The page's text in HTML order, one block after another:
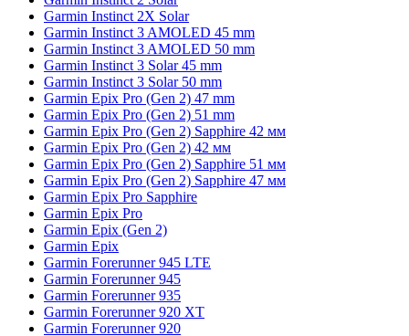
Garmin Instinct 2X Solar
Garmin Instinct 3 AMOLED 45 mm
Garmin Instinct 3 AMOLED 50 mm
Garmin Instinct 3 Solar 45 mm
Garmin Instinct 3 Solar 50 mm
Garmin Epix Pro (Gen 2) 47 mm
Garmin Epix Pro (Gen 2) 51 mm
Garmin Epix Pro (Gen 2) Sapphire 42 мм
Garmin Epix Pro (Gen 2) 42 мм
Garmin Epix Pro (Gen 2) Sapphire 51 мм
Garmin Epix Pro (Gen 2) Sapphire 47 мм
Garmin Epix Pro Sapphire
Garmin Epix Pro
Garmin Epix (Gen 2)
Garmin Epix
Garmin Forerunner 945 LTE
Garmin Forerunner 945
Garmin Forerunner 935
Garmin Forerunner 920 XT
Garmin Forerunner 920